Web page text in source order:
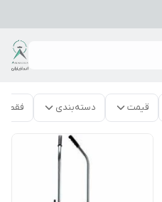
قیمت دسته‌بندی فقط